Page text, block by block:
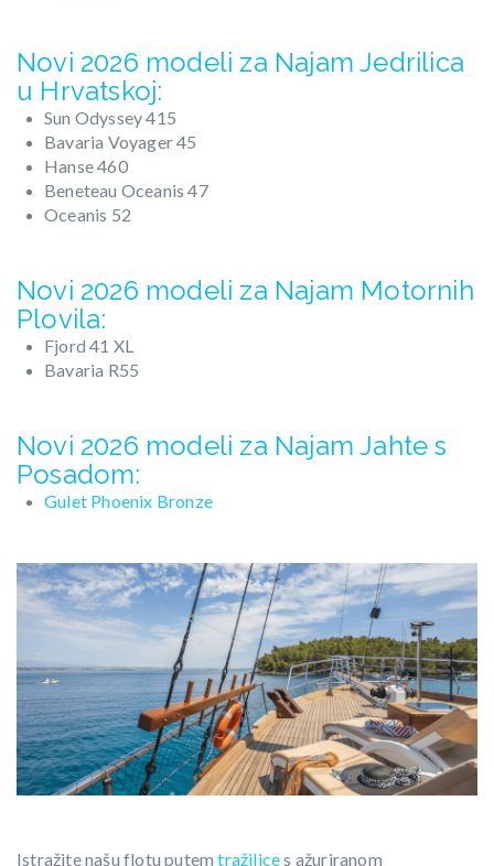
Novi 2026 modeli za Najam Jedrilica
u Hrvatskoj:
Sun Odyssey 415
Bavaria Voyager 45
Hanse 460
Beneteau Oceanis 47
Oceanis 52
Novi 2026 modeli za Najam Motornih
Plovila:
Fjord 41 XL
Bavaria R55
Novi 2026 modeli za Najam Jahte s
Posadom:
Gulet Phoenix Bronze
Istražite našu flotu putemtražilices ažuriranom